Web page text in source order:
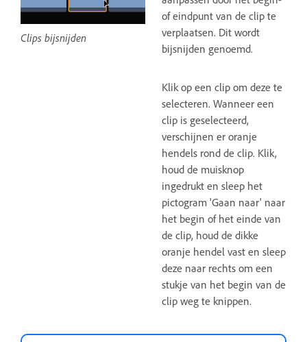
Clips bijsnijden
of eindpunt van de clip te
verplaatsen. Dit wordt
bijsnijden genoemd.
Klik op een clip om deze te
selecteren. Wanneer een
clip is geselecteerd,
verschijnen er oranje
hendels rond de clip. Klik,
houd de muisknop
ingedrukt en sleep het
pictogram 'Gaan naar' naar
het begin of het einde van
de clip, houd de dikke
oranje hendel vast en sleep
deze naar rechts om een
stukje van het begin van de
clip weg te knippen.